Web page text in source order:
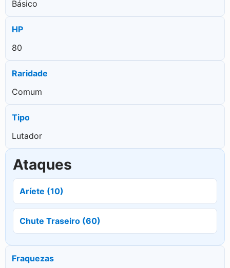
Básico
HP
80
Raridade
Comum
Tipo
Lutador
Ataques
Aríete (10)
Chute Traseiro (60)
Fraquezas